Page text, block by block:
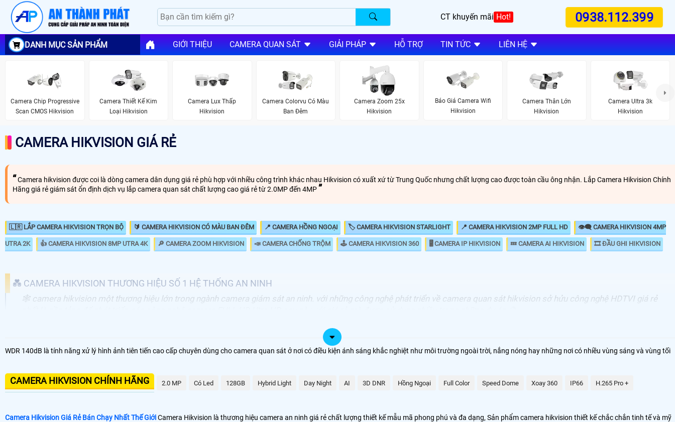
CT khuyến mãi Hot! 0938.112.399
DANH MỤC SẢN PHẨM GIỚI THIỆU CAMERA QUAN SÁT GIẢI PHÁP HỖ TRỢ TIN TỨC LIÊN HỆ
Camera Chip Progressive
Scan CMOS Hikvision
Camera Thiết Kế Kim
Loại Hikvision
Camera Lux Thấp
Hikvision
Camera Colorvu Có Màu
Ban Đêm
Camera Zoom 25x
Hikvision
Báo Giá Camera Wifi
Hikvision
Camera Thân Lớn
Hikvision
Camera Ultra 3k
Hikvision
CAMERA HIKVISION GIÁ RẺ
Camera hikvision được coi là dòng camera dân dụng giá rẻ phù hợp với nhiều công trình khác nhau Hikvision có xuất xứ từ Trung Quốc nhưng chất lượng cao được toàn cầu ông nhận. Lắp Camera Hikvision Chính
Hãng giá rẻ giám sát ổn định dịch vụ lắp camera quan sát chất lượng cao giá rẻ từ 2.0MP đến 4MP
🇱🇷 LẮP CAMERA HIKVISION TRỌN BỘ 🔰 CAMERA HIKVISION CÓ MÀU BAN ĐÊM 📍 CAMERA HỒNG NGOẠI 🏷 CAMERA HIKVISION STARLIGHT 📍 CAMERA HIKVISION 2MP FULL HD 👁️‍🗨️ CAMERA HIKVISION 4MP
UTRA 2K 👍 CAMERA HIKVISION 8MP UTRA 4K 🔎 CAMERA ZOOM HIKVISION 📣 CAMERA CHỐNG TRỘM 🕹 CAMERA HIKVISION 360 🖥 CAMERA IP HIKVISION 💤 CAMERA AI HIKVISION 🎞 ĐẦU GHI HIKVISION
💑 CAMERA HIKVISION THƯƠNG HIỆU SỐ 1 HỆ THỐNG AN NINH
🕸️ camera hikvision một thương hiệu lớn trong ngành camera giám sát an ninh. với những công nghệ phát triển về camera quan sát hikvision sở hửu công nghệ HDTVI giá rẻ
🌀 Xuất xứ Camera HIKVISION Trung QuốcThương hiệu camera hikvision
🏠 Gía Camera Hikvision 520,000 VNĐ Lắp Camera Hikvision Giá rẻ
WDR 140dB là tính năng xử lý hình ảnh tiên tiến cao cấp chuyên dùng cho camera quan sát ở nơi có điều kiện ánh sáng khắc nghiệt như môi trường ngoài trời, nắng nóng hay những nơi có nhiều vùng sáng và vùng tối
CAMERA HIKVISION CHÍNH HÃNG 2.0 MP Có Led 128GB Hybrid Light Day Night AI 3D DNR Hồng Ngoại Full Color Speed Dome Xoay 360 IP66 H.265 Pro +
Camera Hikvision Giá Rẻ Bán Chạy Nhất Thế GiớiCamera Hikvision là thương hiệu camera an ninh giá rẻ chất lượng thiết kế mẫu mã phong phú và đa dạng, Sản phẩm camera hikvision thiết kế chắc chắn tinh tế và mỹ